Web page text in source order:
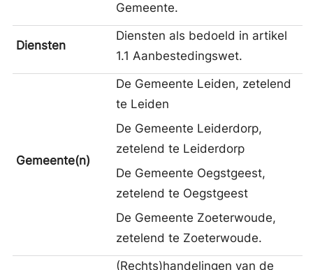
Gemeente.
Diensten
Diensten als bedoeld in artikel
1.1 Aanbestedingswet.
Gemeente(n)
De Gemeente Leiden, zetelend
te Leiden
De Gemeente Leiderdorp,
zetelend te Leiderdorp
De Gemeente Oegstgeest,
zetelend te Oegstgeest
De Gemeente Zoeterwoude,
zetelend te Zoeterwoude.
(Rechts)handelingen van de